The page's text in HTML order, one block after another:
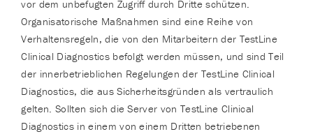
vor dem unbefugten Zugriff durch Dritte schützen.
Organisatorische Maßnahmen sind eine Reihe von
Verhaltensregeln, die von den Mitarbeitern der TestLine
Clinical Diagnostics befolgt werden müssen, und sind Teil
der innerbetrieblichen Regelungen der TestLine Clinical
Diagnostics, die aus Sicherheitsgründen als vertraulich
gelten. Sollten sich die Server von TestLine Clinical
Diagnostics in einem von einem Dritten betriebenen